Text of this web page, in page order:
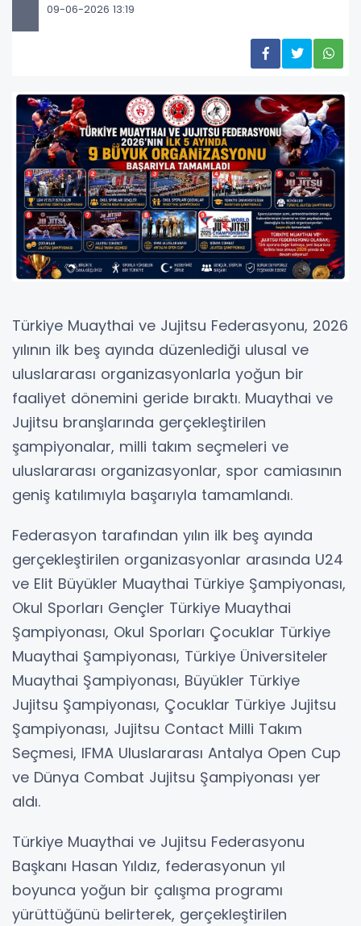
09-06-2026 13:19
Türkiye Muaythai ve Jujitsu Federasyonu, 2026
yılının ilk beş ayında düzenlediği ulusal ve
uluslararası organizasyonlarla yoğun bir
faaliyet dönemini geride bıraktı. Muaythai ve
Jujitsu branşlarında gerçekleştirilen
şampiyonalar, milli takım seçmeleri ve
uluslararası organizasyonlar, spor camiasının
geniş katılımıyla başarıyla tamamlandı.
Federasyon tarafından yılın ilk beş ayında
gerçekleştirilen organizasyonlar arasında U24
ve Elit Büyükler Muaythai Türkiye Şampiyonası,
Okul Sporları Gençler Türkiye Muaythai
Şampiyonası, Okul Sporları Çocuklar Türkiye
Muaythai Şampiyonası, Türkiye Üniversiteler
Muaythai Şampiyonası, Büyükler Türkiye
Jujitsu Şampiyonası, Çocuklar Türkiye Jujitsu
Şampiyonası, Jujitsu Contact Milli Takım
Seçmesi, IFMA Uluslararası Antalya Open Cup
ve Dünya Combat Jujitsu Şampiyonası yer
aldı.
Türkiye Muaythai ve Jujitsu Federasyonu
Başkanı Hasan Yıldız, federasyonun yıl
boyunca yoğun bir çalışma programı
yürüttüğünü belirterek, gerçekleştirilen